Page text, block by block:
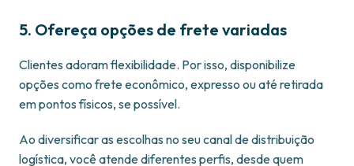
5. Ofereça opções de frete variadas
Clientes adoram flexibilidade. Por isso, disponibilize
opções como frete econômico, expresso ou até retirada
em pontos físicos, se possível.
Ao diversificar as escolhas no seu canal de distribuição
logística, você atende diferentes perfis, desde quem